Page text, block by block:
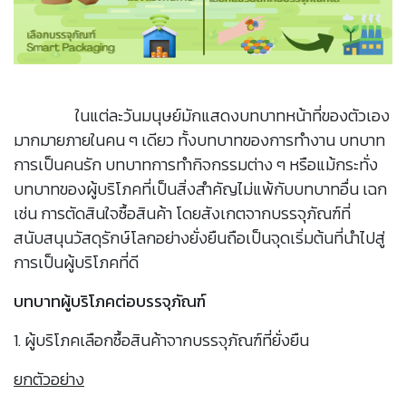
ในแต่ละวันมนุษย์มักแสดงบทบาทหน้าที่ของตัวเอง
มากมายภายในคน ๆ เดียว ทั้งบทบาทของการทำงาน บทบาท
การเป็นคนรัก บทบาทการทำกิจกรรมต่าง ๆ หรือแม้กระทั่ง
บทบาทของผู้บริโภคที่เป็นสิ่งสำคัญไม่แพ้กับบทบาทอื่น เฉก
เช่น การตัดสินใจซื้อสินค้า โดยสังเกตจากบรรจุภัณฑ์ที่
สนับสนุนวัสดุรักษ์โลกอย่างยั่งยืนถือเป็นจุดเริ่มต้นที่นำไปสู่
การเป็นผู้บริโภคที่ดี
บทบาทผู้บริโภคต่อบรรจุภัณฑ์
1. ผู้บริโภคเลือกซื้อสินค้าจากบรรจุภัณฑ์ที่ยั่งยืน
ยกตัวอย่าง